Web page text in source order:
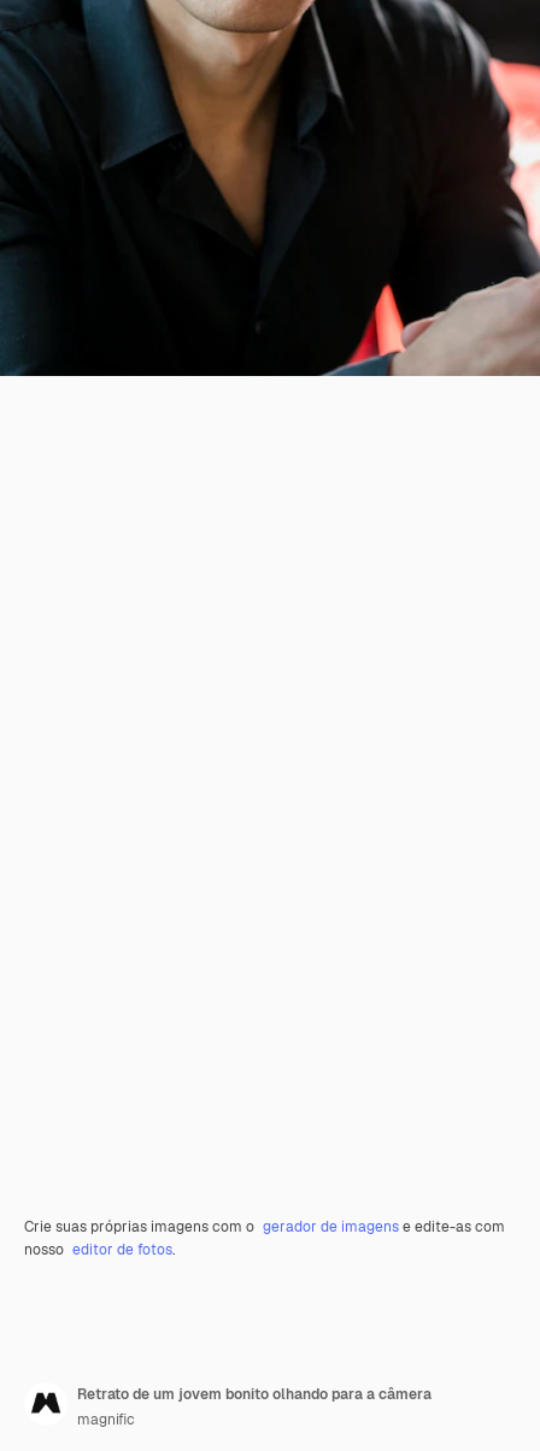
Crie suas próprias imagens com o gerador de imagense edite-as com
nosso editor de fotos.
Retrato de um jovem bonito olhando para a câmera
magnific